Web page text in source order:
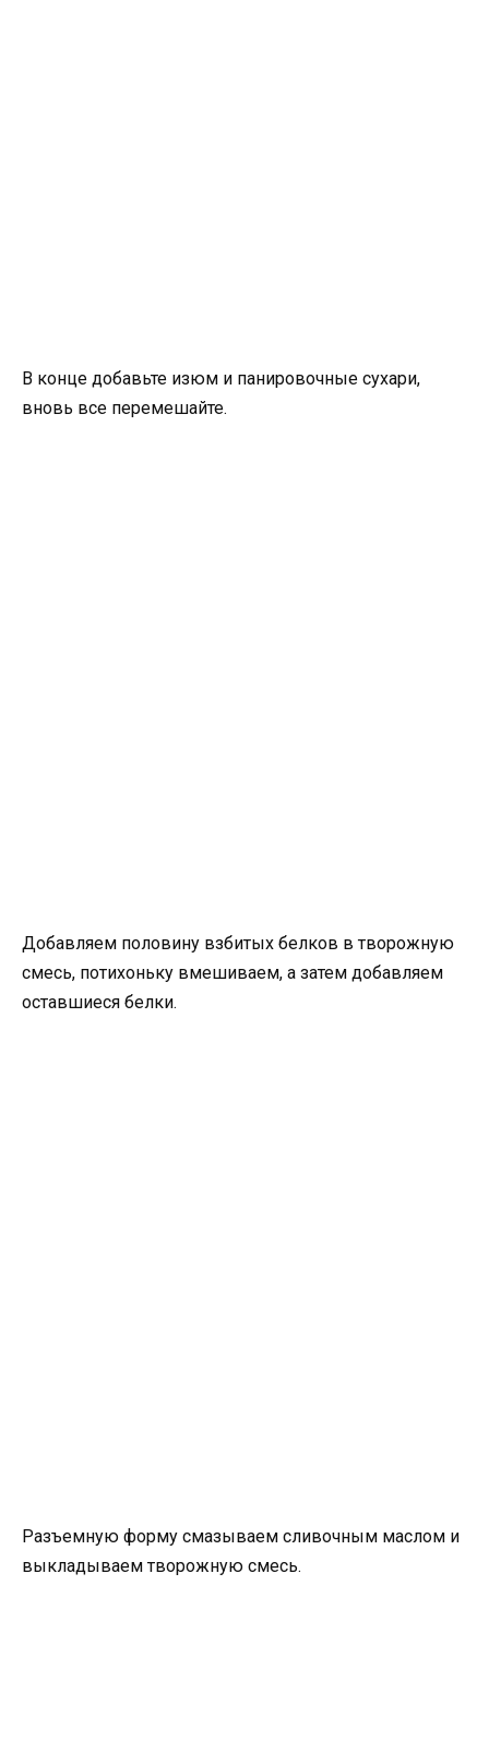
В конце добавьте изюм и панировочные сухари,
вновь все перемешайте.
Добавляем половину взбитых белков в творожную
смесь, потихоньку вмешиваем, а затем добавляем
оставшиеся белки.
Разъемную форму смазываем сливочным маслом и
выкладываем творожную смесь.